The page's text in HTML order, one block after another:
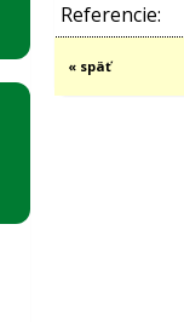
Referencie:
« späť